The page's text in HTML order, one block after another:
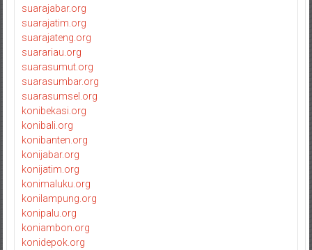
suarajabar.org
suarajatim.org
suarajateng.org
suarariau.org
suarasumut.org
suarasumbar.org
suarasumsel.org
konibekasi.org
konibali.org
konibanten.org
konijabar.org
konijatim.org
konimaluku.org
konilampung.org
konipalu.org
koniambon.org
konidepok.org